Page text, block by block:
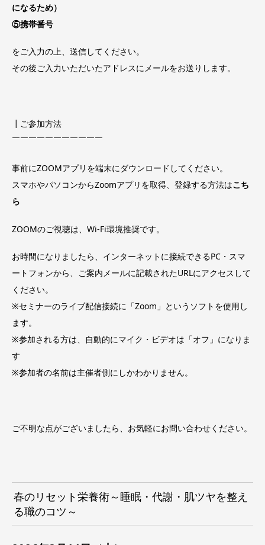
になるため）
⑤携帯番号
をご入力の上、送信してください。
その後ご入力いただいたアドレスにメールをお送りします。
┃ご参加方法
￣￣￣￣￣￣￣￣￣￣￣
事前にZOOMアプリを端末にダウンロードしてください。
スマホやパソコンからZoomアプリを取得、登録する方法はこち
ら
ZOOMのご視聴は、Wi-Fi環境推奨です。
お時間になりましたら、インターネットに接続できるPC・スマ
ートフォンから、ご案内メールに記載されたURLにアクセスして
ください。
※セミナーのライブ配信接続に「Zoom」というソフトを使用し
ます。
※参加される方は、自動的にマイク・ビデオは「オフ」になりま
す
※参加者の名前は主催者側にしかわかりません。
ご不明な点がございましたら、お気軽にお問い合わせください。
春のリセット栄養術～睡眠・代謝・肌ツヤを整え
る職のコツ～